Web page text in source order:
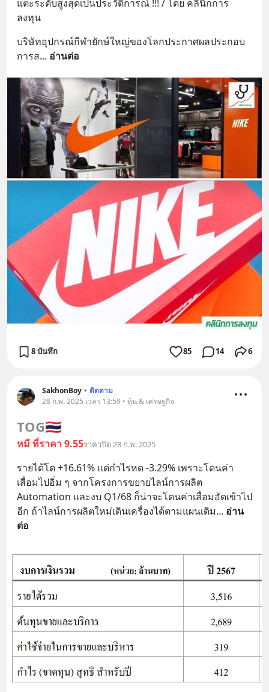
แตะระดับสูงสุดเป็นประวัติการณ์ !!! / โดย คลินิกการ
ลงทุน
บริษัทอุปกรณ์กีฬายักษ์ใหญ่ของโลกประกาศผลประกอบ
การส... อ่านต่อ
8 บันทึก 85 14 6
SakhonBoy • ติดตาม
28 ก.พ. 2025 เวลา 13:59 • หุ้น & เศรษฐกิจ
TOG🇹🇭
หมี ที่ราคา 9.55ราคาปิด 28 ก.พ. 2025
รายได้โต +16.61% แต่กำไรหด -3.29% เพราะโดนค่า
เสื่อมไปอิ่ม ๆ จากโครงการขยายไลน์การผลิต
Automation และงบ Q1/68 ก็น่าจะโดนค่าเสื่อมอัดเข้าไป
อีก ถ้าไลน์การผลิตใหม่เดินเครื่องได้ตามแผนเดิม... อ่าน
ต่อ